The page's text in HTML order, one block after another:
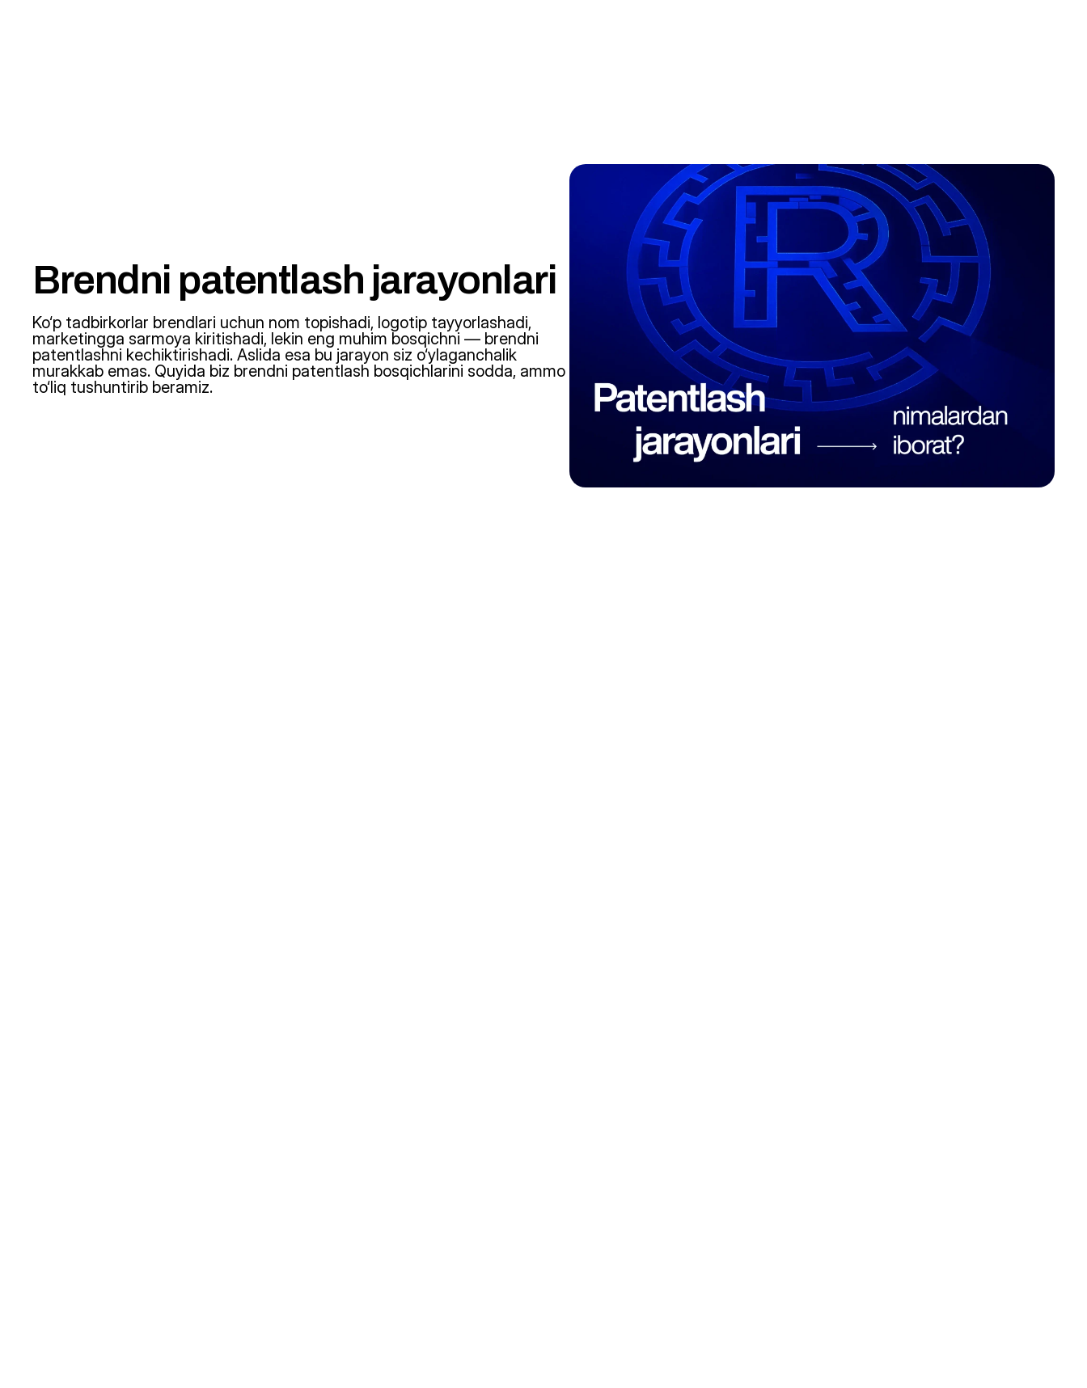
Brendni patentlash jarayonlari
Ko‘p tadbirkorlar brendlari uchun nom topishadi, logotip tayyorlashadi,
marketingga sarmoya kiritishadi, lekin eng muhim bosqichni — brendni
patentlashni kechiktirishadi. Aslida esa bu jarayon siz o‘ylaganchalik
murakkab emas. Quyida biz brendni patentlash bosqichlarini sodda, ammo
to‘liq tushuntirib beramiz.